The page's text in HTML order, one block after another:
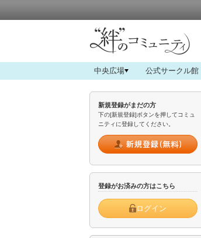
中央広場 公式サークル館
新規登録がまだの方
下の[新規登録]ボタンを押してコミュ
ニティに登録してください。
登録がお済みの方はこちら
ログイン